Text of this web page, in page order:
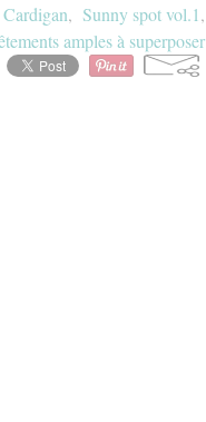
, Sunny spot vol.1,
amples à superposer